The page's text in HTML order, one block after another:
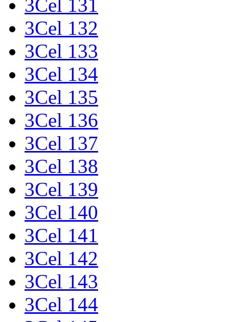
3Cel 131
3Cel 132
3Cel 133
3Cel 134
3Cel 135
3Cel 136
3Cel 137
3Cel 138
3Cel 139
3Cel 140
3Cel 141
3Cel 142
3Cel 143
3Cel 144